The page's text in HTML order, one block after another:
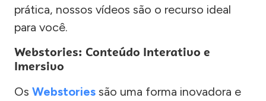
prática, nossos vídeos são o recurso ideal
para você.
Webstories: Conteúdo Interativo e
Imersivo
Os Webstories são uma forma inovadora e